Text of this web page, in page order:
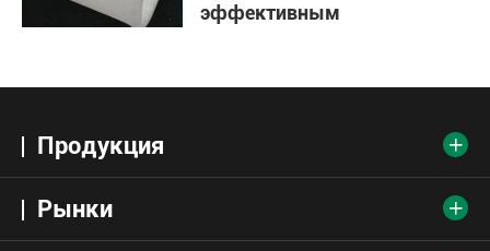
эффективным
Продукция 
Рынки 